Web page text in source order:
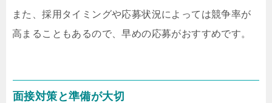
また、採用タイミングや応募状況によっては競争率が
高まることもあるので、早めの応募がおすすめです。
面接対策と準備が大切